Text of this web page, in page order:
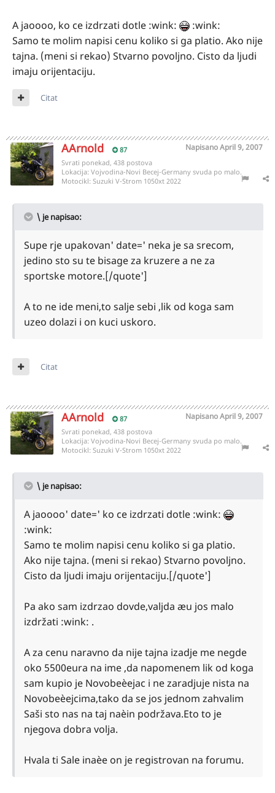
A jaoooo, ko ce izdrzati dotle :wink:
:wink:
Samo te molim napisi cenu koliko si ga platio. Ako nije
tajna. (meni si rekao) Stvarno povoljno. Cisto da ljudi
imaju orijentaciju.
Citat
AArnold 87 NapisanoApril 9, 2007
Svrati ponekad, 438 postova
Lokacija: Vojvodina-Novi Becej-Germany svuda po malo.
Motocikl: Suzuki V-Strom 1050xt 2022
\ je napisao:
Supe rje upakovan' date=' neka je sa srecom,
jedino sto su te bisage za kruzere a ne za
sportske motore.[/quote']
A to ne ide meni,to salje sebi ,lik od koga sam
uzeo dolazi i on kuci uskoro.
Citat
AArnold 87 NapisanoApril 9, 2007
Svrati ponekad, 438 postova
Lokacija: Vojvodina-Novi Becej-Germany svuda po malo.
Motocikl: Suzuki V-Strom 1050xt 2022
\ je napisao:
A jaoooo' date=' ko ce izdrzati dotle :wink:
:wink:
Samo te molim napisi cenu koliko si ga platio.
Ako nije tajna. (meni si rekao) Stvarno povoljno.
Cisto da ljudi imaju orijentaciju.[/quote']
Pa ako sam izdrzao dovde,valjda æu jos malo
izdržati :wink: .
A za cenu naravno da nije tajna izadje me negde
oko 5500eura na ime ,da napomenem lik od koga
sam kupio je Novobeèejac i ne zaradjuje nista na
Novobeèejcima,tako da se jos jednom zahvalim
Saši sto nas na taj naèin podržava.Eto to je
njegova dobra volja.
Hvala ti Sale inaèe on je registrovan na forumu.